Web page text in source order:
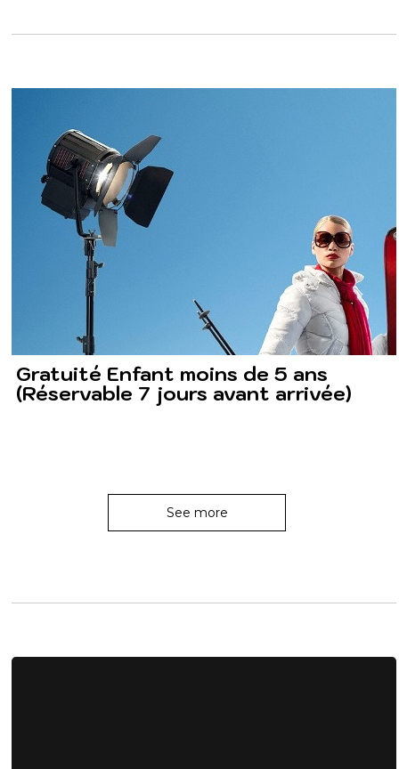
Gratuité Enfant moins de 5 ans
(Réservable 7 jours avant arrivée)
See more